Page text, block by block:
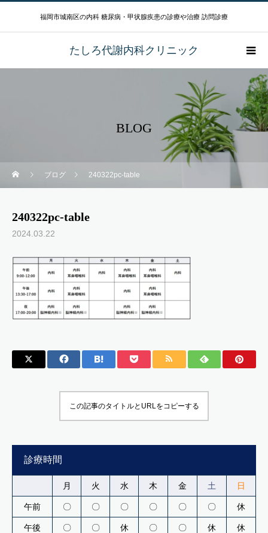
福岡市城南区の内科 糖尿病・甲状腺疾患の診療や治療 訪問診療
たしろ代謝内科クリニック
BLOG
ブログ 240322pc-table
240322pc-table
2024.03.22
この記事のタイトルとURLをコピーする
診療時間
月 火 水 木 金 土 日
午前 〇 〇 〇 〇 〇 〇 休
午後 〇 〇 休 〇 〇 休 休